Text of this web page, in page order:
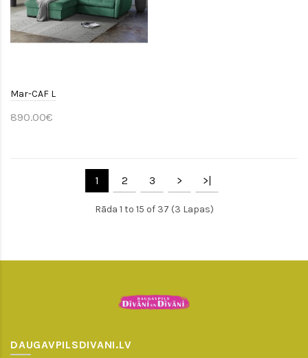
Mar-CAF L
890.00€
1 2 3 > >|
Rāda 1 to 15 of 37 (3 Lapas)
DAUGAVPILSDIVANI.LV